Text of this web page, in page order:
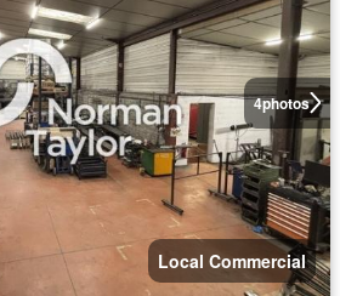
4photos
Local Commercial